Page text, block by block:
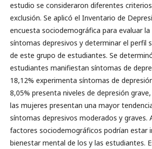
estudio se consideraron diferentes
exclusión. Se aplicó el Inventario de
encuesta sociodemográfica para evaluar la
síntomas depresivos y determinar el perfil
de este grupo de estudiantes. Se
estudiantes manifiestan síntomas de
18,12% experimenta síntomas de
8,05% presenta niveles de depresión
las mujeres presentan una mayor
síntomas depresivos moderados y graves.
factores sociodemográficos podrían estar
bienestar mental de los y las estudiantes.